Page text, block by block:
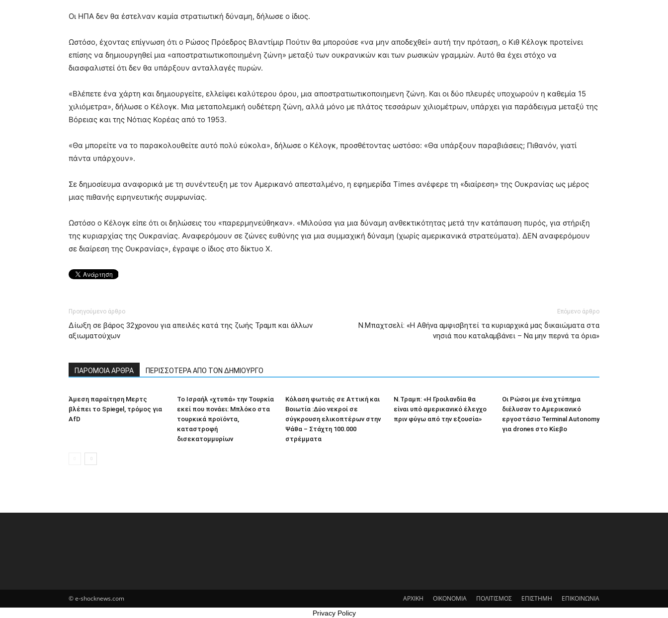
Οι ΗΠΑ δεν θα έστελναν καμία στρατιωτική δύναμη, δήλωσε ο ίδιος.
Ωστόσο, έχοντας επίγνωση ότι ο Ρώσος Πρόεδρος Βλαντίμιρ Πούτιν θα μπορούσε «να μην αποδεχθεί» αυτή την πρόταση, ο Κιθ Κέλογκ προτείνει
επίσης να δημιουργηθεί μια «αποστρατιωτικοποιημένη ζώνη» μεταξύ των ουκρανικών και των ρωσικών γραμμών. Αυτό θα έχει στόχο να
διασφαλιστεί ότι δεν θα υπάρξουν ανταλλαγές πυρών.
«Βλέπετε ένα χάρτη και δημιουργείτε, ελλείψει καλύτερου όρου, μια αποστρατιωτικοποιημενη ζώνη. Και οι δύο πλευρές υποχωρούν η καθεμία 15
χιλιόμετρα», δήλωσε ο Κέλογκ. Μια μεταπολεμική ουδέτερη ζώνη, αλλά μόνο με πλάτος τεσσάρων χιλιομέτρων, υπάρχει για παράδειγμα μεταξύ της
Βόρειας και της Νότιας Κορέας από το 1953.
«Θα μπορείτε να το παρακολουθείτε αυτό πολύ εύκολα», δήλωσε ο Κέλογκ, προσθέτοντας ωστόσο: «Θα υπάρξουν παραβιάσεις; Πιθανόν, γιατί
πάντα υπάρχουν».
Σε δημοσίευμα αναφορικά με τη συνέντευξη με τον Αμερικανό απεσταλμένο, η εφημερίδα Times ανέφερε τη «διαίρεση» της Ουκρανίας ως μέρος
μιας πιθανής ειρηνευτικής συμφωνίας.
Ωστόσο ο Κέλογκ είπε ότι οι δηλώσεις του «παρερμηνεύθηκαν». «Μιλούσα για μια δύναμη ανθεκτικότητας μετά την κατάπαυση πυρός, για στήριξη
της κυριαρχίας της Ουκρανίας. Αναφερόμουν σε ζώνες ευθύνης για μια συμμαχική δύναμη (χωρίς αμερικανικά στρατεύματα). ΔΕΝ αναφερόμουν
σε διαίρεση της Ουκρανίας», έγραψε ο ίδιος στο δίκτυο Χ.
Προηγούμενο άρθρο
Δίωξη σε βάρος 32χρονου για απειλές κατά της ζωής Τραμπ και άλλων
αξιωματούχων
Επόμενο άρθρο
Ν.Μπαχτσελί: «Η Αθήνα αμφισβητεί τα κυριαρχικά μας δικαιώματα στα
νησιά που καταλαμβάνει – Να μην περνά τα όρια»
ΠΑΡΟΜΟΙΑ ΑΡΘΡΑ ΠΕΡΙΣΣΟΤΕΡΑ ΑΠΟ ΤΟΝ ΔΗΜΙΟΥΡΓΟ
Άμεση παραίτηση Mερτς
βλέπει το Spiegel, τρόμος για
AfD
Το Ισραήλ «χτυπά» την Τουρκία
εκεί που πονάει: Μπλόκο στα
τουρκικά προϊόντα,
καταστροφή
δισεκατομμυρίων
Κόλαση φωτιάς σε Αττική και
Βοιωτία :Δύο νεκροί σε
σύγκρουση ελικοπτέρων στην
Ψάθα – Στάχτη 100.000
στρέμματα
Ν.Τραμπ: «Η Γροιλανδία θα
είναι υπό αμερικανικό έλεγχο
πριν φύγω από την εξουσία»
Οι Ρώσοι με ένα χτύπημα
διέλυσαν το Αμερικανικό
εργοστάσιο Terminal Autonomy
για drones στο Κίεβο
ΑΡΧΙΚΗ ΟΙΚΟΝΟΜΙΑ ΠΟΛΙΤΙΣΜΟΣ ΕΠΙΣΤΗΜΗ ΕΠΙΚΟΙΝΩΝΙΑ
© e-shocknews.com
Privacy Policy